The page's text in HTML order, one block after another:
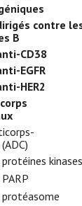
contre
B
CD38
EGFR
HER2
kinases